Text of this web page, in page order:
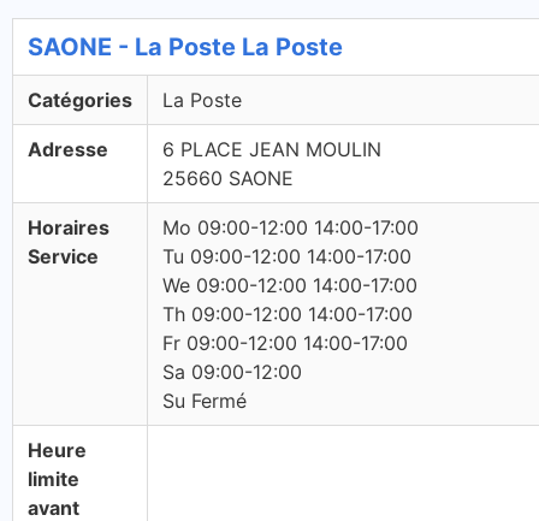
SAONE - La Poste La Poste
Catégories La Poste
Adresse
6 PLACE JEAN MOULIN
25660 SAONE
Horaires
Service
Mo 09:00-12:00 14:00-17:00
Tu 09:00-12:00 14:00-17:00
We 09:00-12:00 14:00-17:00
Th 09:00-12:00 14:00-17:00
Fr 09:00-12:00 14:00-17:00
Sa 09:00-12:00
Su Fermé
Heure
limite
avant